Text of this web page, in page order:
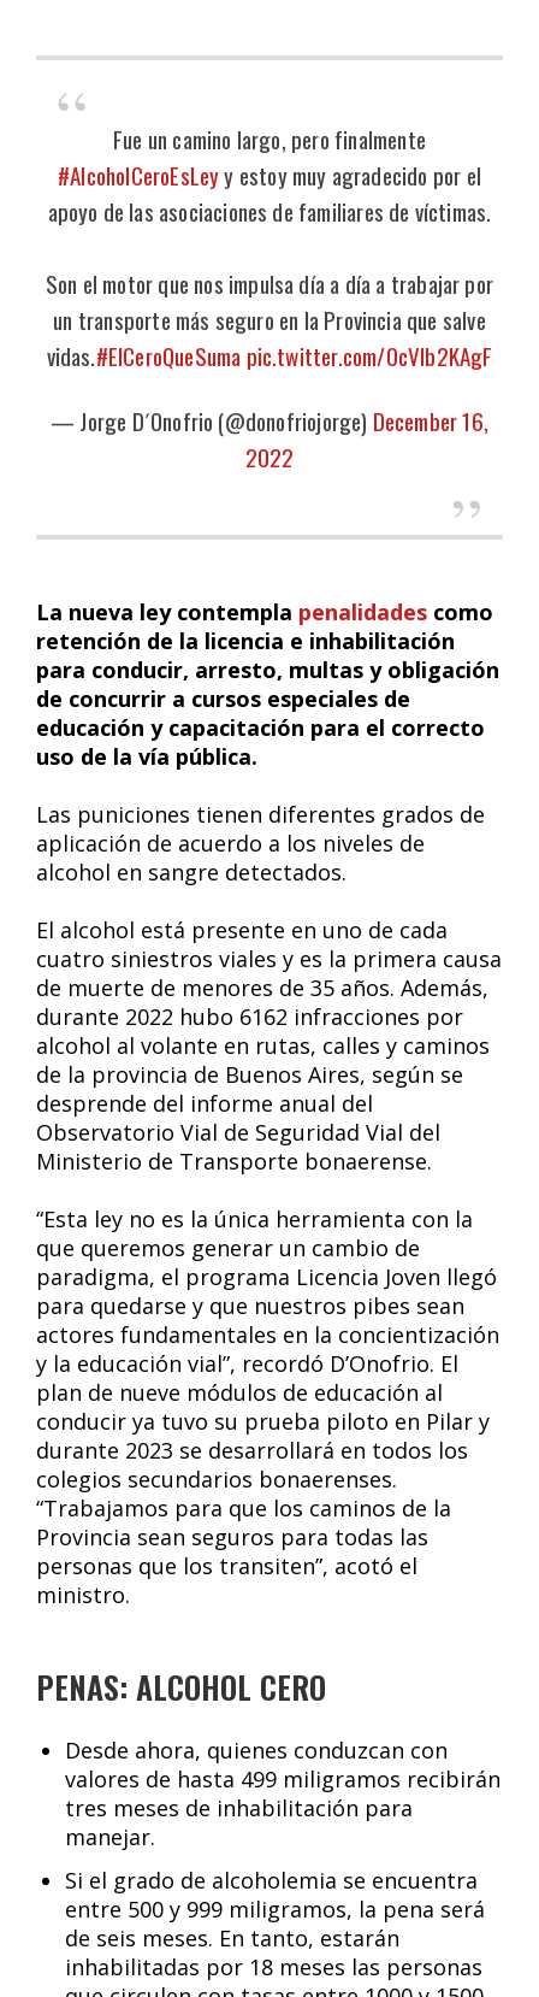
Fue un camino largo, pero finalmente
#AlcoholCeroEsLeyy estoy muy agradecido por el
apoyo de las asociaciones de familiares de víctimas.
Son el motor que nos impulsa día a día a trabajar por
un transporte más seguro en la Provincia que salve
vidas.#ElCeroQueSuma pic.twitter.com/0cVIb2KAgF
— Jorge D´Onofrio (@donofriojorge) December 16,
2022
La nueva ley contempla penalidades como
retención de la licencia e inhabilitación
para conducir, arresto, multas y obligación
de concurrir a cursos especiales de
educación y capacitación para el correcto
uso de la vía pública.
Las puniciones tienen diferentes grados de
aplicación de acuerdo a los niveles de
alcohol en sangre detectados.
El alcohol está presente en uno de cada
cuatro siniestros viales y es la primera causa
de muerte de menores de 35 años. Además,
durante 2022 hubo 6162 infracciones por
alcohol al volante en rutas, calles y caminos
de la provincia de Buenos Aires, según se
desprende del informe anual del
Observatorio Vial de Seguridad Vial del
Ministerio de Transporte bonaerense.
“Esta ley no es la única herramienta con la
que queremos generar un cambio de
paradigma, el programa Licencia Joven llegó
para quedarse y que nuestros pibes sean
actores fundamentales en la concientización
y la educación vial”, recordó D’Onofrio. El
plan de nueve módulos de educación al
conducir ya tuvo su prueba piloto en Pilar y
durante 2023 se desarrollará en todos los
colegios secundarios bonaerenses.
“Trabajamos para que los caminos de la
Provincia sean seguros para todas las
personas que los transiten”, acotó el
ministro.
PENAS: ALCOHOL CERO
Desde ahora, quienes conduzcan con
valores de hasta 499 miligramos recibirán
tres meses de inhabilitación para
manejar.
Si el grado de alcoholemia se encuentra
entre 500 y 999 miligramos, la pena será
de seis meses. En tanto, estarán
inhabilitadas por 18 meses las personas